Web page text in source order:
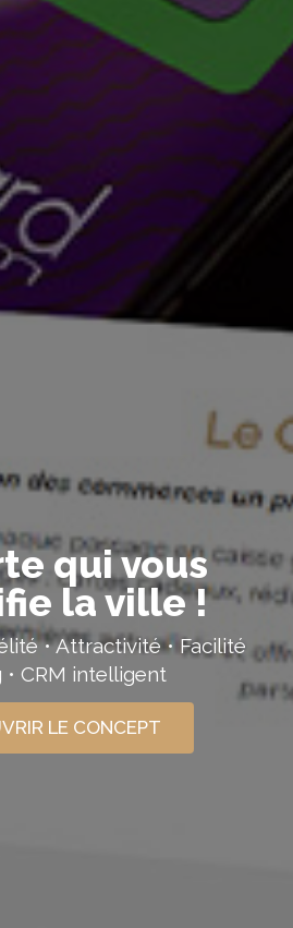
qui vous
la ville !
• Attractivité • Facilité
• CRM intelligent
LE CONCEPT